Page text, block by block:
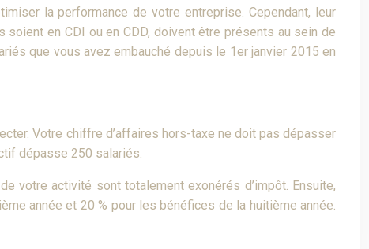
la performance de votre entreprise. Cependant, leur
en CDI ou en CDD, doivent être présents au sein de
que vous avez embauché depuis le 1er janvier 2015 en
Votre chiffre d’affaires hors-taxe ne doit pas dépasser
dépasse 250 salariés.
votre activité sont totalement exonérés d’impôt. Ensuite,
année et 20 % pour les bénéfices de la huitième année.